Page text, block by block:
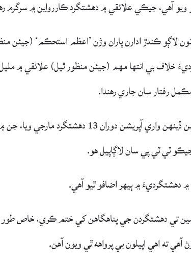
آهي، جيڪي علائقي ۾ دهشتگرد ڪاررواين ۾ سرگرم
لاڳو ڪندڙ ادارن پاران وژن ’اعظم استحڪم‘ (جيئن
خلاف بي انتها مهم (جيئن منظور ٿيل) علائقي ۾
رفتار سان جاري رهندا.
گذريل مهيني جي آخر ۾ ڪي پي ڪي جي علائقي دره آدم خيل ۾ ٻن ڏينهن واري آپريشن دوران 13 دهشتگرد
ٽي ٽي پي سان لاڳاپيل هو.
سرزمين تي دهشتگردن جي پناهگاهن کي ختم ڪري، خاص
ته اهي اپيلون بي پرواهه ٿي ويون آهن.